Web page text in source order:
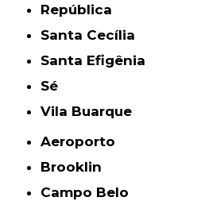
República
Santa Cecília
Santa Efigênia
Sé
Vila Buarque
Aeroporto
Brooklin
Campo Belo